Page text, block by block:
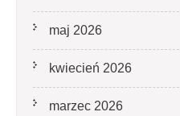
maj 2026
kwiecień 2026
marzec 2026